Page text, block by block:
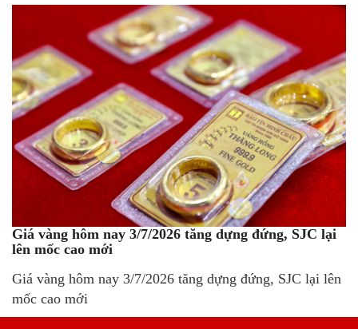
Giá vàng hôm nay 3/7/2026 tăng dựng đứng, SJC lại
lên mốc cao mới
Giá vàng hôm nay 3/7/2026 tăng dựng đứng, SJC lại lên
mốc cao mới